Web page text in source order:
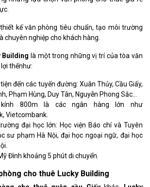
kế văn phòng tiêu chuẩn, tạo môi trường
chuyên nghiệp cho khách hàng.
Building là một trong những vị trí của tòa văn
thếnhư:
đến các tuyến đường: Xuân Thủy, Cầu Giấy,
Phạm Hùng, Duy Tân, Nguyễn Phong Sắc…
800m là các ngân hàng lớn như
Vietcombank.
đại học lớn: Học viện Báo chí và Tuyên
sư phạm Hà Nội, đại học ngoại ngữ, đại học
Đình khoảng 5 phút di chuyển.
cho thuê Lucky Building